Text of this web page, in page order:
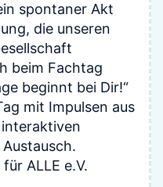
spontaner Akt
die unseren
beim Fachtag
beginnt bei Dir!“
mit Impulsen aus
ALLE e.V.